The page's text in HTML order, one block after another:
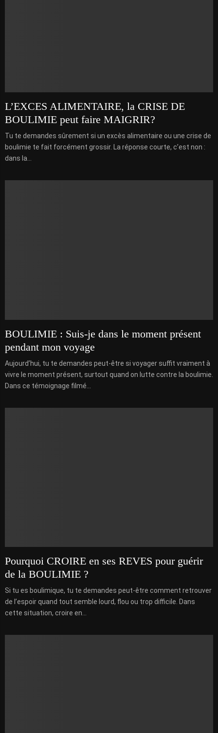
L’EXCES ALIMENTAIRE, la CRISE DE
BOULIMIE peut faire MAIGRIR?
Tu te demandes sûrement si un excès alimentaire ou une crise de
boulimie te fait forcément grossir. La réponse courte, c’est non :
dans la...
BOULIMIE : Suis-je dans le moment présent
pendant mon voyage
Aujourd’hui, tu te demandes peut-être si voyager suffit vraiment à
vivre le moment présent, surtout quand on lutte contre la boulimie.
Dans ce témoignage filmé...
Pourquoi CROIRE en ses REVES pour guérir
de la BOULIMIE ?
Si tu es boulimique, tu te demandes peut-être comment retrouver
de l’espoir quand tout semble lourd, flou ou trop difficile. Dans
cette situation, croire en...